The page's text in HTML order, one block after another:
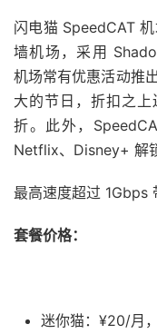
闪电猫 SpeedCAT
墙机场，采用
机场常有优惠活动推
大的节日，折扣之
折。此外，
Netflix、Disney+ 解
最高速度超过 1Gbps
套餐价格：
迷你猫：¥20/月